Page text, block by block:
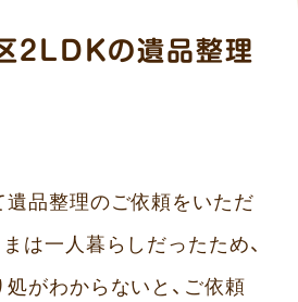
2LDKの遺品整理
遺品整理のご依頼をいただ
は一人暮らしだったため、
がわからないと、ご依頼